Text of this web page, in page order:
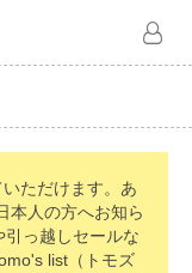
ただけます。あ
本人の方へお知ら
っ越しセールな
list（トモズ